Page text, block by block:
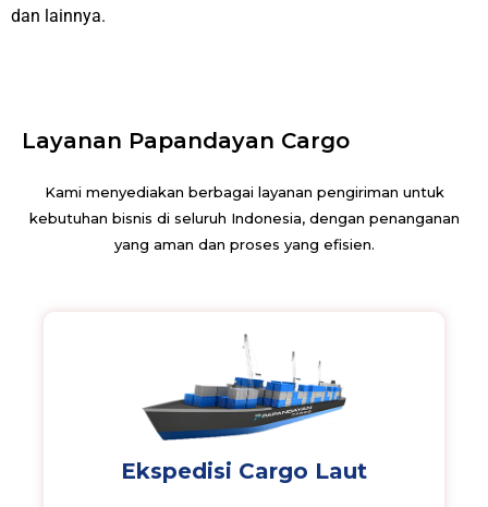
dan lainnya.
Layanan Papandayan Cargo
Kami menyediakan berbagai layanan pengiriman untuk
kebutuhan bisnis di seluruh Indonesia, dengan penanganan
yang aman dan proses yang efisien.
Ekspedisi Cargo Laut